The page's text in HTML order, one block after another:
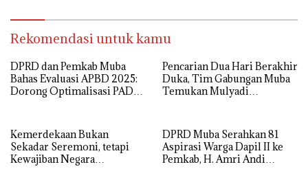
Rekomendasi untuk kamu
DPRD dan Pemkab Muba
Bahas Evaluasi APBD 2025:
Dorong Optimalisasi PAD
Pencarian Dua Hari Berakhir
Duka, Tim Gabungan Muba
Temukan Mulyadi
Kemerdekaan Bukan
Sekadar Seremoni, tetapi
Kewajiban Negara
DPRD Muba Serahkan 81
Aspirasi Warga Dapil II ke
Pemkab, H. Amri Andi